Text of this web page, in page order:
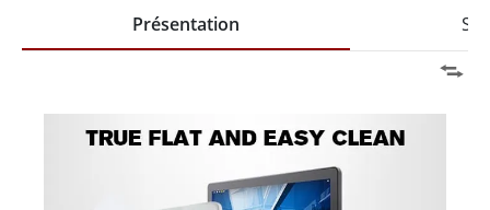
Présentation